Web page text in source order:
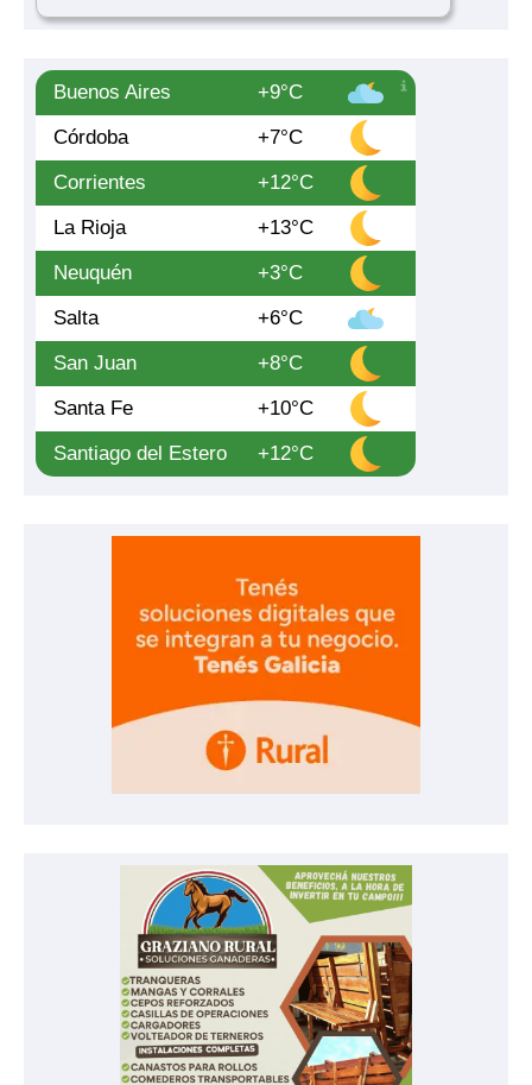
Buenos Aires
+9°C
Córdoba
+7°C
Corrientes
+12°C
La Rioja
+13°C
Neuquén
+3°C
Salta
+6°C
San Juan
+8°C
Santa Fe
+10°C
Santiago del Estero
+12°C